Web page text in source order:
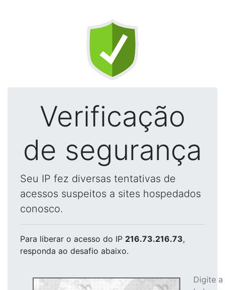
Verificação
de segurança
Seu IP fez diversas tentativas de
acessos suspeitos a sites hospedados
conosco.
Para liberar o acesso do IP 216.73.216.73,
responda ao desafio abaixo.
Digite